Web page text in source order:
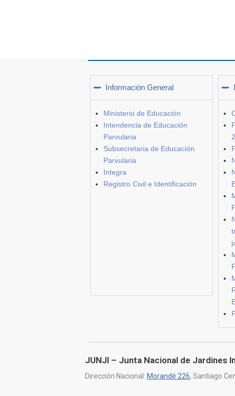
Información General
Ministerio de Educación
Intendencia de Educación
Parvularia
Subsecretaria de Educación
Parvularia
Integra
Registro Civil e Identificación
JUNJI – Junta Nacional de Jardines
Dirección Nacional: Morandé 226, Santiago